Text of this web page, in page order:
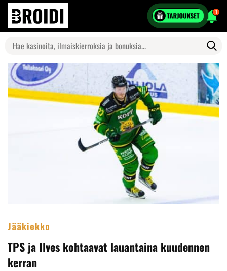
1
Search
for:
Jääkiekko
TPS ja Ilves kohtaavat lauantaina kuudennen
kerran